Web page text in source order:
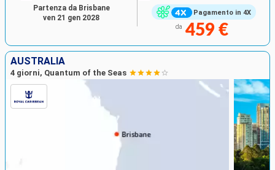
Pagamento in 4X
da 459 €
Partenza da Brisbane
ven 21 gen 2028
AUSTRALIA
4 giorni, Quantum of the Seas